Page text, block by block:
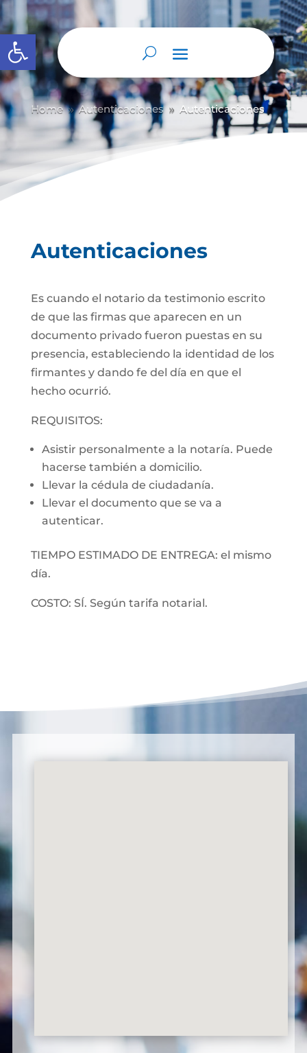
Abrir barra de herramientas
Home 9 Autenticaciones 9 Autenticaciones
Autenticaciones
Es cuando el notario da testimonio escrito
de que las firmas que aparecen en un
documento privado fueron puestas en su
presencia, estableciendo la identidad de los
firmantes y dando fe del día en que el
hecho ocurrió.
REQUISITOS:
Asistir personalmente a la notaría. Puede
hacerse también a domicilio.
Llevar la cédula de ciudadanía.
Llevar el documento que se va a
autenticar.
TIEMPO ESTIMADO DE ENTREGA: el mismo
día.
COSTO: SÍ. Según tarifa notarial.